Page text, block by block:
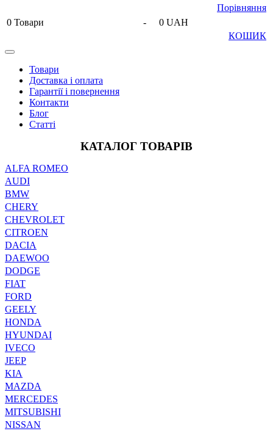
Порівняння
0 Товари -
0 UAH
КОШИК
Товари
Доставка і оплата
Гарантії і повернення
Контакти
Блог
Статті
КАТАЛОГ ТОВАРІВ
ALFA ROMEO
AUDI
BMW
CHERY
CHEVROLET
CITROEN
DACIA
DAEWOO
DODGE
FIAT
FORD
GEELY
HONDA
HYUNDAI
IVECO
JEEP
KIA
MAZDA
MERCEDES
MITSUBISHI
NISSAN